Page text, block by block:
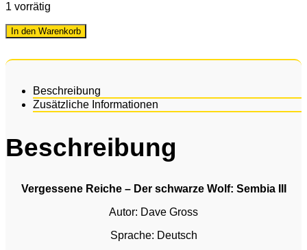
1 vorrätig
In den Warenkorb
Beschreibung
Zusätzliche Informationen
Beschreibung
Vergessene Reiche – Der schwarze Wolf: Sembia III
Autor: Dave Gross
Sprache: Deutsch